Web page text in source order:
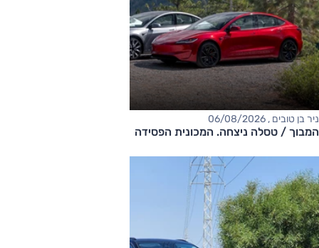
ניר בן טובים , 06/08/2026
המבוך / טסלה ניצחה. המכונית הפסידה